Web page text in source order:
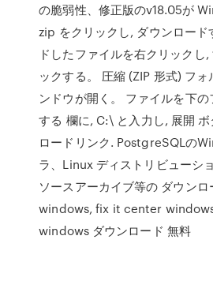
の脆弱性、修正版のv18.05が
zip をクリックし, ダウンロード
ドしたファイルを右クリックし
ックする。 圧縮 (ZIP 形式) フォ
ンドウが開く。 ファイルを下
する 欄に, C:\ と入力し, 展開
ロードリンク. PostgreSQLの
ラ、Linux ディストリビューシ
ソースアーカイブ等の ダウン
windows, fix it center
windows ダウンロード 無料